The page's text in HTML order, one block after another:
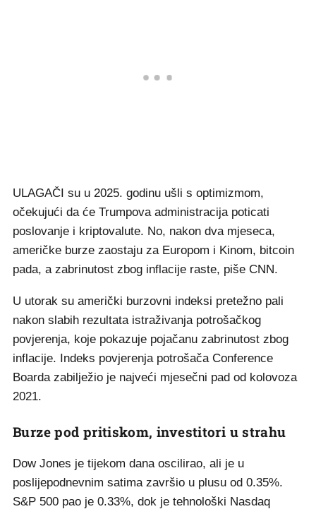
ULAGAČI su u 2025. godinu ušli s optimizmom,
očekujući da će Trumpova administracija poticati
poslovanje i kriptovalute. No, nakon dva mjeseca,
američke burze zaostaju za Europom i Kinom, bitcoin
pada, a zabrinutost zbog inflacije raste, piše CNN.
U utorak su američki burzovni indeksi pretežno pali
nakon slabih rezultata istraživanja potrošačkog
povjerenja, koje pokazuje pojačanu zabrinutost zbog
inflacije. Indeks povjerenja potrošača Conference
Boarda zabilježio je najveći mjesečni pad od kolovoza
2021.
Burze pod pritiskom, investitori u strahu
Dow Jones je tijekom dana oscilirao, ali je u
poslijepodnevnim satima završio u plusu od 0.35%.
S&P 500 pao je 0.33%, dok je tehnološki Nasdaq